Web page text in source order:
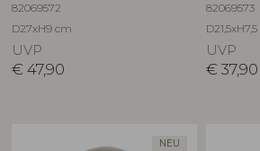
82069572
D27xH9 cm
UVP
€ 47,90
82069573
UVP
€ 37,90
NEU